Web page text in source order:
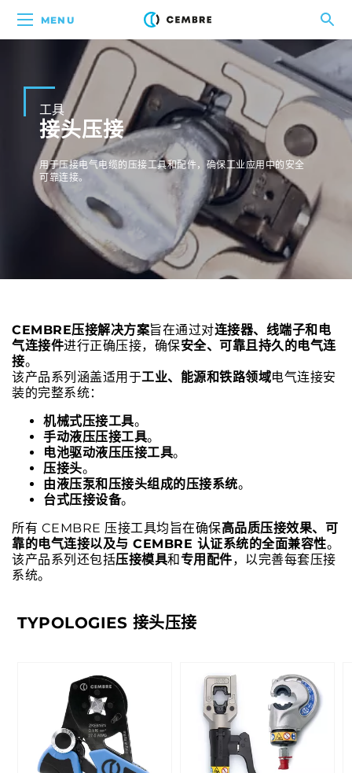
MENU
工具
接头压接
用于压接电气电缆的压接工具和配件，确保工业应用中的安全
可靠连接。
CEMBRE压接解决方案旨在通过对连接器、线端子和电
气连接件进行正确压接，确保安全、可靠且持久的电气连
接。
该产品系列涵盖适用于工业、能源和铁路领域电气连接安
装的完整系统：
机械式压接工具。
手动液压压接工具。
电池驱动液压压接工具。
压接头。
由液压泵和压接头组成的压接系统。
台式压接设备。
所有 CEMBRE 压接工具均旨在确保高品质压接效果、可
靠的电气连接以及与 CEMBRE 认证系统的全面兼容性。
该产品系列还包括压接模具和专用配件，以完善每套压接
系统。
TYPOLOGIES 接头压接